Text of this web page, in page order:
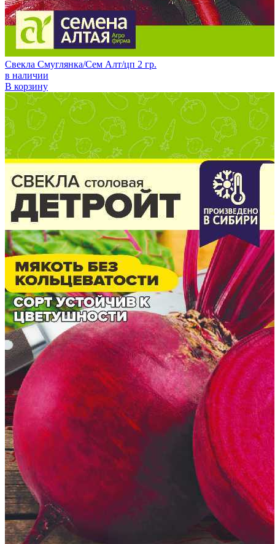
Свекла Смуглянка/Сем Алт/цп 2 гр.
в наличии
В корзину